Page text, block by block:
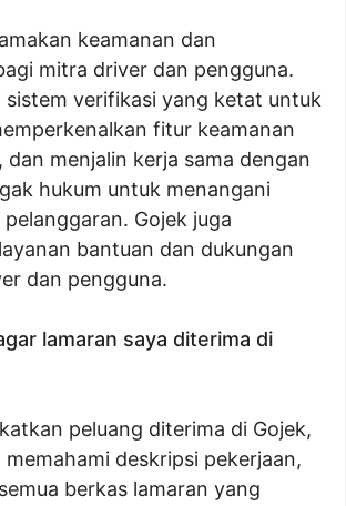
keamanan dan
mitra driver dan pengguna.
sistem verifikasi yang ketat untuk
fitur keamanan
dan menjalin kerja sama dengan
hukum untuk menangani
Gojek juga
bantuan dan dukungan
dan pengguna.
lamaran saya diterima di
peluang diterima di Gojek,
deskripsi pekerjaan,
berkas lamaran yang